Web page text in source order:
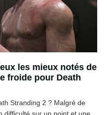
les mieux notés de
froide pour Death
Stranding 2 ? Malgré de